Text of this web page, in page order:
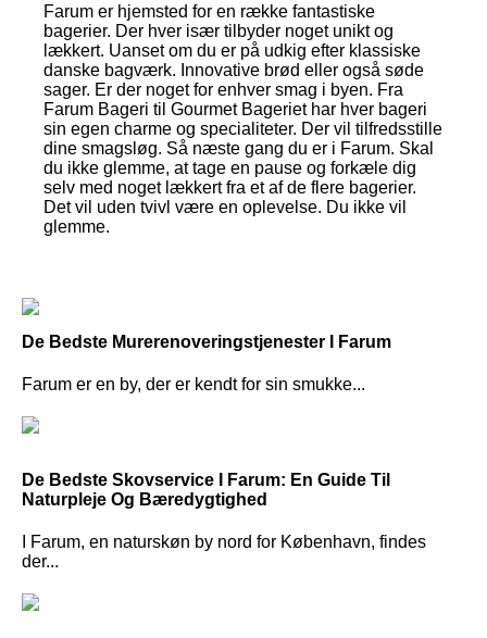
Farum er hjemsted for en række fantastiske
bagerier. Der hver især tilbyder noget unikt og
lækkert. Uanset om du er på udkig efter klassiske
danske bagværk. Innovative brød eller også søde
sager. Er der noget for enhver smag i byen. Fra
Farum Bageri til Gourmet Bageriet har hver bageri
sin egen charme og specialiteter. Der vil tilfredsstille
dine smagsløg. Så næste gang du er i Farum. Skal
du ikke glemme, at tage en pause og forkæle dig
selv med noget lækkert fra et af de flere bagerier.
Det vil uden tvivl være en oplevelse. Du ikke vil
glemme.
De Bedste Murerenoveringstjenester I Farum
Farum er en by, der er kendt for sin smukke...
De Bedste Skovservice I Farum: En Guide Til
Naturpleje Og Bæredygtighed
I Farum, en naturskøn by nord for København, findes
der...